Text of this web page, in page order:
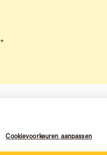
*
Cookievoorkeuren aanpassen